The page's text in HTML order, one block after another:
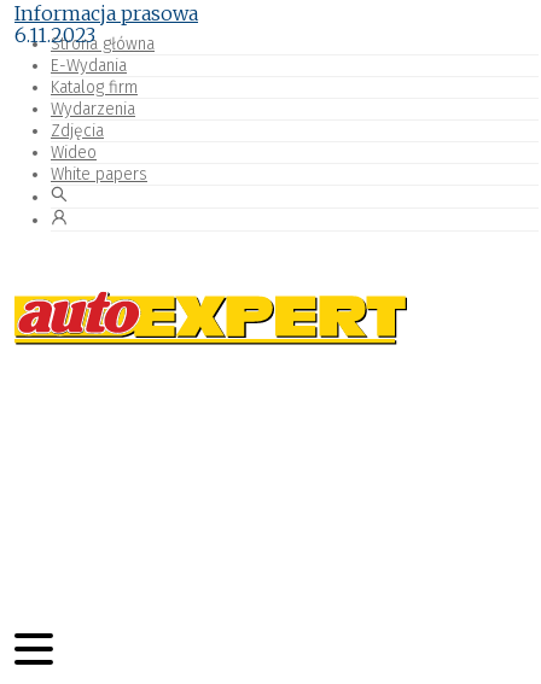
Strona główna
E-Wydania
Katalog firm
Wydarzenia
Zdjęcia
Wideo
White papers
Informacja prasowa
6.11.2023